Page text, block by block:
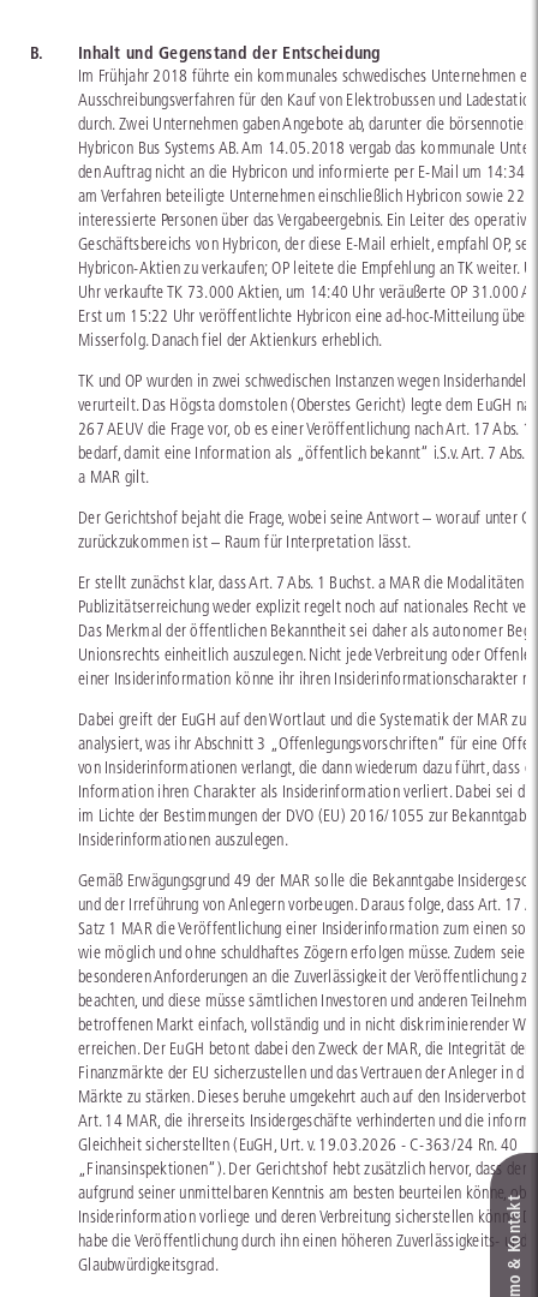
B. Inhalt und Gegenstand der Entscheidung
Im Frühjahr 2018 führte ein kommunales schwedisches Unternehmen ein
Ausschreibungsverfahren für den Kauf von Elektrobussen und
durch. Zwei Unternehmen gaben Angebote ab, darunter die
Hybricon Bus Systems AB. Am 14.05.2018 vergab das kommunale
den Auftrag nicht an die Hybricon und informierte per E-Mail um 14:34
am Verfahren beteiligte Unternehmen einschließlich Hybricon sowie 22
interessierte Personen über das Vergabeergebnis. Ein Leiter des
Geschäftsbereichs von Hybricon, der diese E-Mail erhielt, empfahl OP,
Hybricon-Aktien zu verkaufen; OP leitete die Empfehlung an TK weiter.
Uhr verkaufte TK 73.000 Aktien, um 14:40 Uhr veräußerte OP 31.000
Erst um 15:22 Uhr veröffentlichte Hybricon eine ad-hoc-Mitteilung über
Misserfolg. Danach fiel der Aktienkurs erheblich.
TK und OP wurden in zwei schwedischen Instanzen wegen Insiderhandels
verurteilt. Das Högsta domstolen (Oberstes Gericht) legte dem EuGH
267 AEUV die Frage vor, ob es einer Veröffentlichung nach Art. 17 Abs. 1
bedarf, damit eine Information als „öffentlich bekannt“ i.S.v. Art. 7 Abs.
a MAR gilt.
Der Gerichtshof bejaht die Frage, wobei seine Antwort – worauf unter C.
zurückzukommen ist – Raum für Interpretation lässt.
Er stellt zunächst klar, dass Art. 7 Abs. 1 Buchst. a MAR die Modalitäten
Publizitätserreichung weder explizit regelt noch auf nationales Recht
Das Merkmal der öffentlichen Bekanntheit sei daher als autonomer
Unionsrechts einheitlich auszulegen. Nicht jede Verbreitung oder
einer Insiderinformation könne ihr ihren Insiderinformationscharakter
Dabei greift der EuGH auf den Wortlaut und die Systematik der MAR
analysiert, was ihr Abschnitt 3 „Offenlegungsvorschriften“ für eine
von Insiderinformationen verlangt, die dann wiederum dazu führt, dass
Information ihren Charakter als Insiderinformation verliert. Dabei sei
im Lichte der Bestimmungen der DVO (EU) 2016/1055 zur Bekanntgabe
Insiderinformationen auszulegen.
Gemäß Erwägungsgrund 49 der MAR solle die Bekanntgabe
und der Irreführung von Anlegern vorbeugen. Daraus folge, dass Art. 17
Satz 1 MAR die Veröffentlichung einer Insiderinformation zum einen so
wie möglich und ohne schuldhaftes Zögern erfolgen müsse. Zudem seien
besonderen Anforderungen an die Zuverlässigkeit der Veröffentlichung zu
beachten, und diese müsse sämtlichen Investoren und anderen
betroffenen Markt einfach, vollständig und in nicht diskriminierender
erreichen. Der EuGH betont dabei den Zweck der MAR, die Integrität der
Finanzmärkte der EU sicherzustellen und das Vertrauen der Anleger in
Märkte zu stärken. Dieses beruhe umgekehrt auch auf den
Art. 14 MAR, die ihrerseits Insidergeschäfte verhinderten und die
Gleichheit sicherstellten (EuGH, Urt. v. 19.03.2026 - C-363/24 Rn. 40
„Finansinspektionen“). Der Gerichtshof hebt zusätzlich hervor, dass der
aufgrund seiner unmittelbaren Kenntnis am besten beurteilen könne, ob
Insiderinformation vorliege und deren Verbreitung sicherstellen könne.
habe die Veröffentlichung durch ihn einen höheren Zuverlässigkeits- und
Glaubwürdigkeitsgrad.